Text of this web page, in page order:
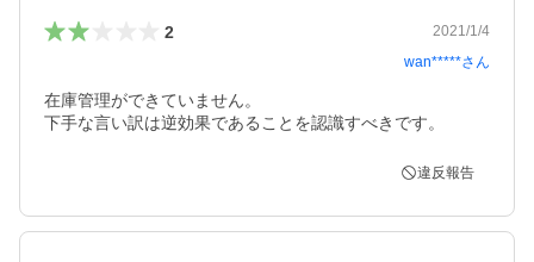
2
2021/1/4
wan*****さん
在庫管理ができていません。
下手な言い訳は逆効果であることを認識すべきです。
違反報告